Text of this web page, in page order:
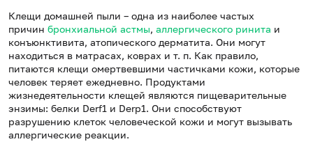
Клещи домашней пыли – одна из наиболее частых
причин бронхиальной астмы, аллергического ринита и
конъюнктивита, атопического дерматита. Они могут
находиться в матрасах, коврах и т. п. Как правило,
питаются клещи омертвевшими частичками кожи, которые
человек теряет ежедневно. Продуктами
жизнедеятельности клещей являются пищеварительные
энзимы: белки Derf1 и Derp1. Они способствуют
разрушению клеток человеческой кожи и могут вызывать
аллергические реакции.